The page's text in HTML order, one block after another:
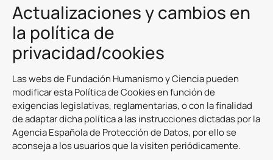
Actualizaciones y cambios en
la política de
privacidad/cookies
Las webs de Fundación Humanismo y Ciencia pueden
modificar esta Política de Cookies en función de
exigencias legislativas, reglamentarias, o con la finalidad
de adaptar dicha política a las instrucciones dictadas por la
Agencia Española de Protección de Datos, por ello se
aconseja a los usuarios que la visiten periódicamente.